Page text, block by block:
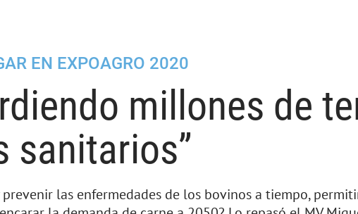
EN EXPOAGRO 2020
millones de
sanitarios”
las enfermedades de los bovinos a tiempo,